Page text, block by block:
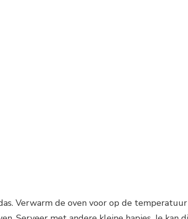
Verwarm de oven voor op de temperatuur